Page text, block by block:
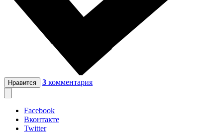
Нравится 3 комментария
Facebook
Вконтакте
Twitter